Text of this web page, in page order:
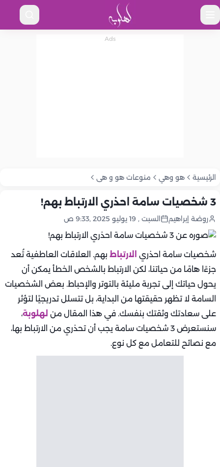
الرئيسية هو وهي منوعات هو و هى
3 شخصيات سامة احذري الارتباط بهم!
روضة إبراهيم السبت , 19 يوليو 2025 ,9:33 ص
شخصيات سامة احذري الارتباط بهم. العلاقات العاطفية تُعد
جزءًا هامًا من حياتنا، لكن الارتباط بالشخص الخطأ يمكن أن
يحول حياتك إلى تجربة مليئة بالتوتر والإحباط. بعض الشخصيات
السامة لا تظهر حقيقتها من البداية، بل تتسلل تدريجيًا لتؤثر
على سعادتك وثقتك بنفسك. في هذا المقال من لهلوبة،
سنستعرض 3 شخصيات سامة يجب أن تحذري من الارتباط بها،
مع نصائح للتعامل مع كل نوع.